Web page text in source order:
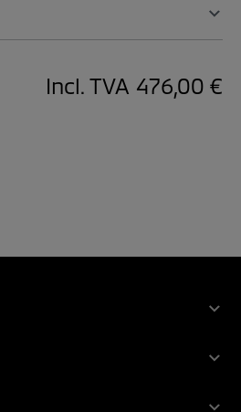
Incl. TVA 476,00 €